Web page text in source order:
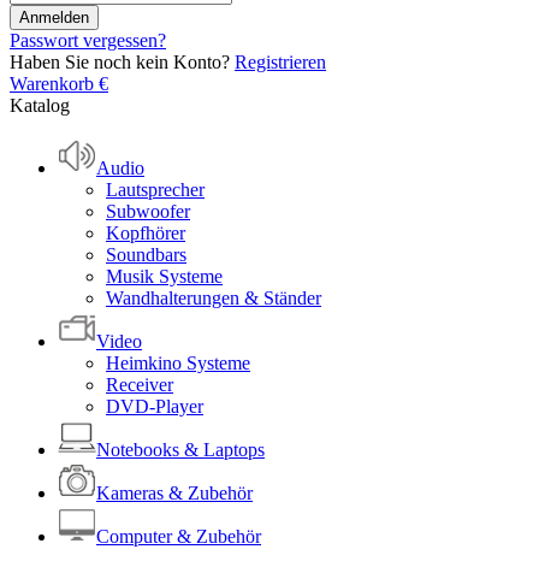
Passwort vergessen?
Haben Sie noch kein Konto? Registrieren
Warenkorb €
Katalog
Audio
Lautsprecher
Subwoofer
Kopfhörer
Soundbars
Musik Systeme
Wandhalterungen & Ständer
Video
Heimkino Systeme
Receiver
DVD-Player
Notebooks & Laptops
Kameras & Zubehör
Computer & Zubehör